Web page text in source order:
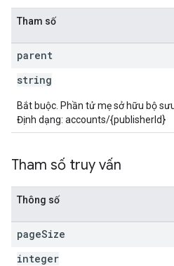
Tham số
parent
string
Bắt buộc. Phần tử mẹ sở hữu bộ
Định dạng: accounts/{publisherId}
Tham số truy vấn
Thông số
pageSize
integer